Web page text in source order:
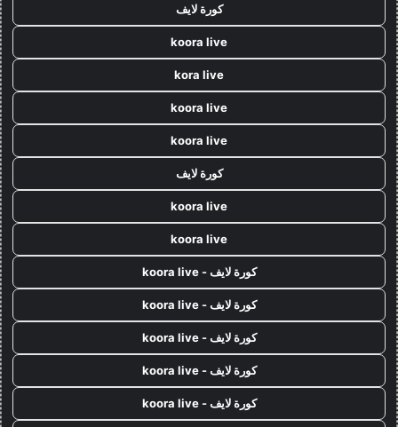
كورة لايف
koora live
kora live
koora live
koora live
كورة لايف
koora live
koora live
كورة لايف - koora live
كورة لايف - koora live
كورة لايف - koora live
كورة لايف - koora live
كورة لايف - koora live